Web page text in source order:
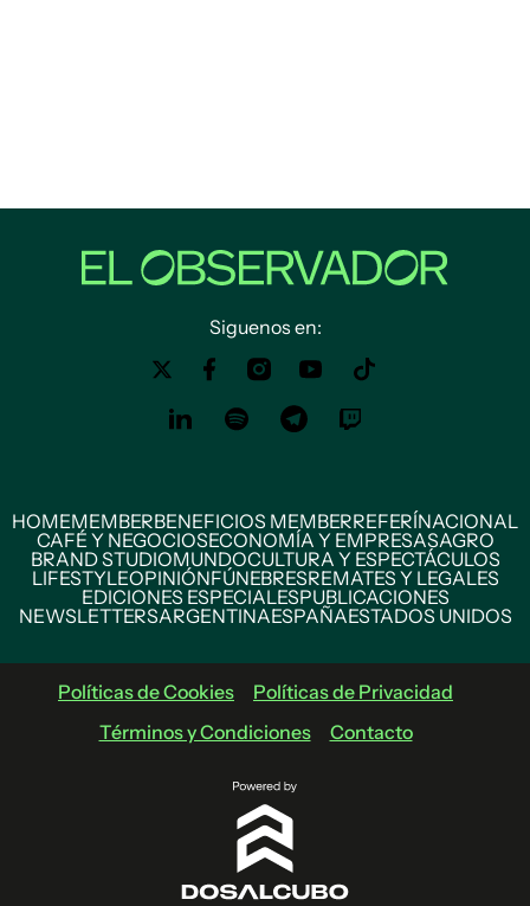
Siguenos en:
HOMEMEMBERBENEFICIOS MEMBERREFERÍNACIONAL
CAFÉ Y NEGOCIOSECONOMÍA Y EMPRESASAGRO
BRAND STUDIOMUNDOCULTURA Y ESPECTÁCULOS
LIFESTYLEOPINIÓNFÚNEBRESREMATES Y LEGALES
EDICIONES ESPECIALESPUBLICACIONES
NEWSLETTERSARGENTINAESPAÑAESTADOS UNIDOS
Políticas de Cookies
Políticas de Privacidad
Términos y Condiciones
Contacto